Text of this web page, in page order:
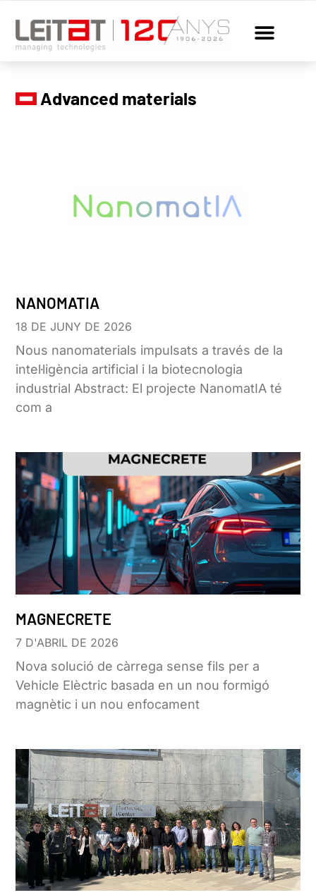
Advanced materials
NANOMATIA
18 DE JUNY DE 2026
Nous nanomaterials impulsats a través de la
intel·ligència artificial i la biotecnologia
industrial Abstract: El projecte NanomatIA té
com a
MAGNECRETE
7 D'ABRIL DE 2026
Nova solució de càrrega sense fils per a
Vehicle Elèctric basada en un nou formigó
magnètic i un nou enfocament